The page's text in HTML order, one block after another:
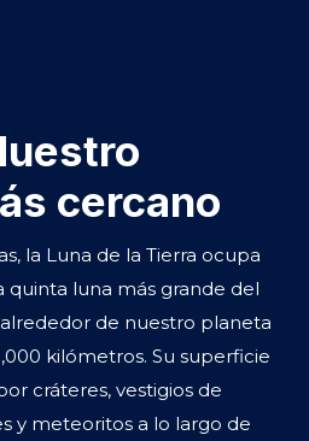
cercano
la Luna de la Tierra ocupa
quinta luna más grande del
de nuestro planeta
kilómetros. Su superficie
cráteres, vestigios de
y meteoritos a lo largo de